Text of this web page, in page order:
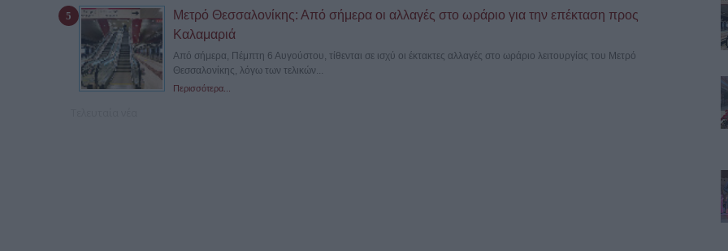
Μετρό Θεσσαλονίκης: Από σήμερα οι αλλαγές στο ωράριο για την επέκταση προς
Καλαμαριά
Από σήμερα, Πέμπτη 6 Αυγούστου, τίθενται σε ισχύ οι έκτακτες αλλαγές στο ωράριο λειτουργίας του Μετρό
Θεσσαλονίκης, λόγω των τελικών...
Περισσότερα...